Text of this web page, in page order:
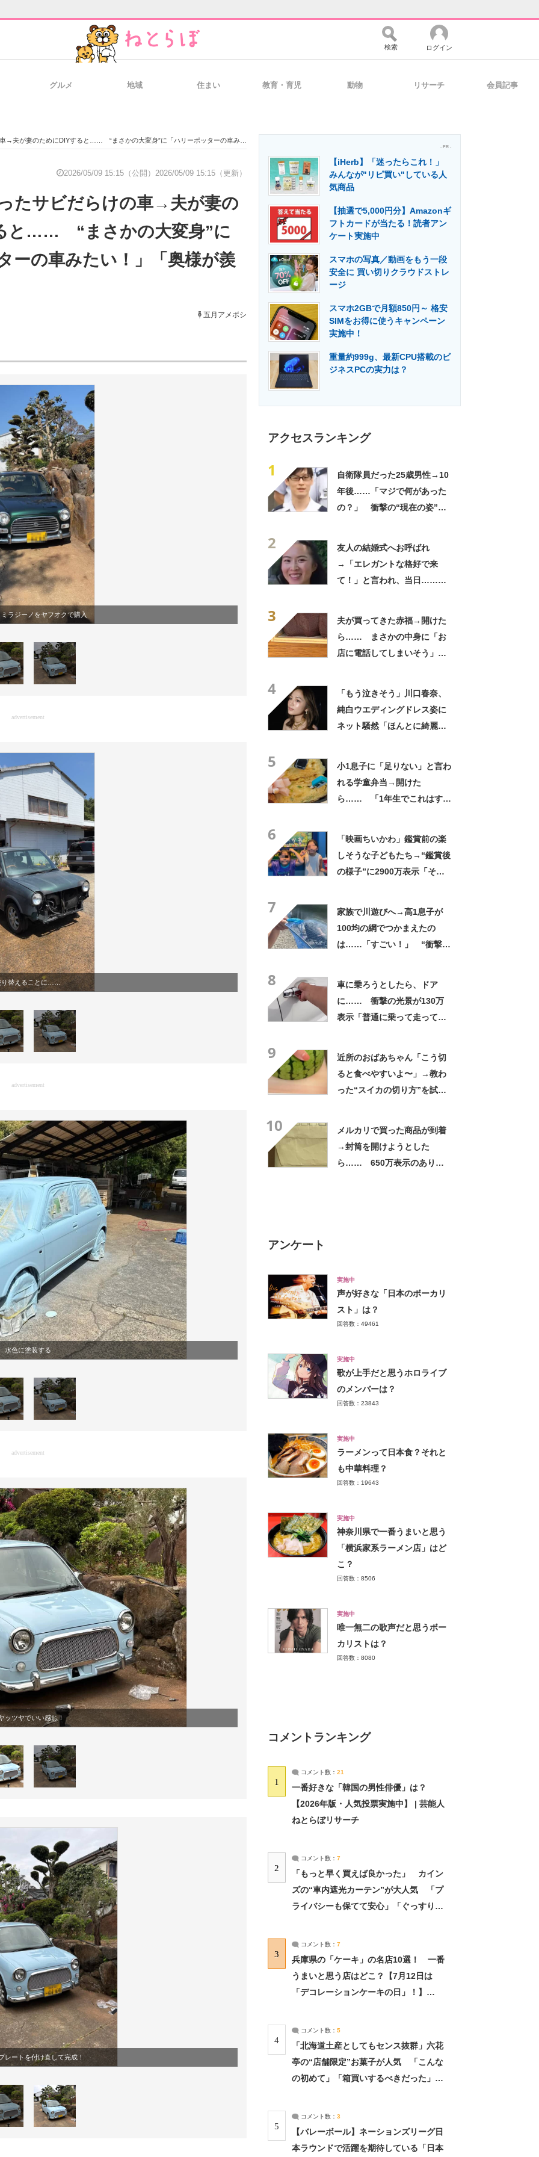
経営リーダーのコミュニティ マーケ×ITの今がよく分かる
IT製品の技術・比較・事例 製造業のIT導入・活用を支援
エネルギーの専門メディア 建設×テクノロジーの最前線
検索 ログイン
グルメ 地域 住まい 教育・育児 動物 リサーチ 会員記事
のためにDIYすると…… “まさかの大変身”に「ハリーポッターの車みたい！」「奥様が羨ましい」
2026/05/09 15:15（公開） 2026/05/09 15:15（更新）
たサビだらけの車→夫が妻の
と…… “まさかの大変身”に
ーの車みたい！」「奥様が羨
五月アメボシ
ラジーノをヤフオクで購入
advertisement
り替えることに……
advertisement
水色に塗装する
advertisement
ッツヤでいい感じ！
レートを付け直して完成！
- PR -
【iHerb】「迷ったらこれ！」
みんなが"リピ買い"している人
気商品
【抽選で5,000円分】Amazonギ
フトカードが当たる！読者アン
ケート実施中
スマホの写真／動画をもう一段
安全に 買い切りクラウドストレ
ージ
スマホ2GBで月額850円～ 格安
SIMをお得に使うキャンペーン
実施中！
重量約999g、最新CPU搭載のビ
ジネスPCの実力は？
アクセスランキング
1
自衛隊員だった25歳男性→10
年後……「マジで何があった
の？」 衝撃の“現在の姿”が
2
友人の結婚式へお呼ばれ
→「エレガントな格好で来
て！」と言われ、当日……ま
3
夫が買ってきた赤福→開けた
ら…… まさかの中身に「お
店に電話してしまいそう」
4
「もう泣きそう」川口春奈、
純白ウエディングドレス姿に
ネット騒然「ほんとに綺麗」
5
小1息子に「足りない」と言わ
れる学童弁当→開けた
ら…… 「1年生でこれはすご
6
「映画ちいかわ」鑑賞前の楽
しそうな子どもたち→“鑑賞後
の様子”に2900万表示「そう
7
家族で川遊びへ→高1息子が
100均の網でつかまえたの
は……「すごい！」 “衝撃の
8
車に乗ろうとしたら、ドア
に…… 衝撃の光景が130万
表示「普通に乗って走ってた
9
近所のおばあちゃん「こう切
ると食べやすいよ〜」→教わ
った“スイカの切り方”を試し
10
メルカリで買った商品が到着
→封筒を開けようとした
ら…… 650万表示のありえ
アンケート
実施中
声が好きな「日本のボーカリ
スト」は？
回答数：49461
実施中
歌が上手だと思うホロライブ
のメンバーは？
回答数：23843
実施中
ラーメンって日本食？それと
も中華料理？
回答数：19643
実施中
神奈川県で一番うまいと思う
「横浜家系ラーメン店」はど
こ？
回答数：8506
実施中
唯一無二の歌声だと思うボー
カリストは？
回答数：8080
コメントランキング
1
コメント数： 21
一番好きな「韓国の男性俳優」は？
【2026年版・人気投票実施中】 | 芸能人
ねとらぼリサーチ
2
コメント数： 7
「もっと早く買えば良かった」 カイン
ズの“車内遮光カーテン”が大人気 「プ
ライバシーも保てて安心」「ぐっすり眠
3
コメント数： 7
兵庫県の「ケーキ」の名店10選！ 一番
うまいと思う店はどこ？【7月12日は
「デコレーションケーキの日」！】
4
コメント数： 5
「北海道土産としてもセンス抜群」六花
亭の“店舗限定”お菓子が人気 「こんな
の初めて」「箱買いするべきだった」
5
コメント数： 3
【バレーボール】ネーションズリーグ日
本ラウンドで活躍を期待している「日本